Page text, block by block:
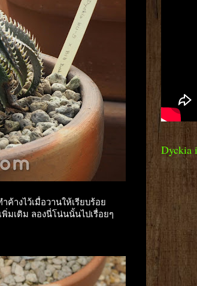
างไว้เมื่อวานให้เรียบร้อย
มเติม ลองนี่โน่นนั้นไปเรื่อยๆ
Dyckia